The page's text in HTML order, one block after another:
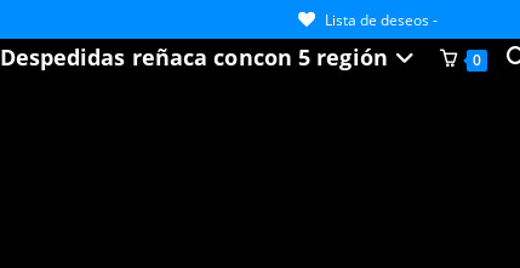
Lista de deseos -
Despedidas reñaca concon 5 región 0